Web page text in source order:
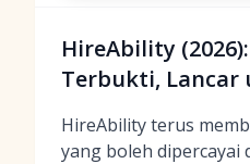
HireAbility
Terbukti, Lancar
HireAbility terus
yang boleh